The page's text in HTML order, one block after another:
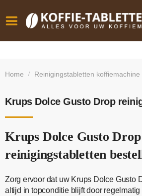
besteld,
bij orders
Home / Reinigingstabletten koffiemachine
Krups Dolce Gusto Drop
Krups Dolce Gusto Drop
reinigingstabletten
Zorg ervoor dat uw Krups Dolce Gusto
altijd in topconditie blijft door